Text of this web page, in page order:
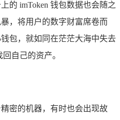
的 imToken 钱包数据也会随之
，将用户的数字财富席卷而
包，就如同在茫茫大海中失去
自己的资产。
密的机器，有时也会出现故